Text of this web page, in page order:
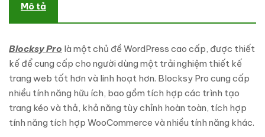
Mô tả
Blocksy Pro là một chủ đề WordPress cao cấp, được thiết
kế để cung cấp cho người dùng một trải nghiệm thiết kế
trang web tốt hơn và linh hoạt hơn. Blocksy Pro cung cấp
nhiều tính năng hữu ích, bao gồm tích hợp các trình tạo
trang kéo và thả, khả năng tùy chỉnh hoàn toàn, tích hợp
tính năng tích hợp WooCommerce và nhiều tính năng khác.